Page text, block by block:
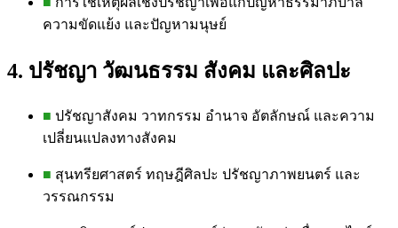
ความขัดแย้ง และปัญหามนุษย์
4. ปรัชญา วัฒนธรรม สังคม และศิลปะ
■ ปรัชญาสังคม วาทกรรม อำนาจ อัตลักษณ์ และความ
เปลี่ยนแปลงทางสังคม
■ สุนทรียศาสตร์ ทฤษฎีศิลปะ ปรัชญาภาพยนตร์ และ
วรรณกรรม